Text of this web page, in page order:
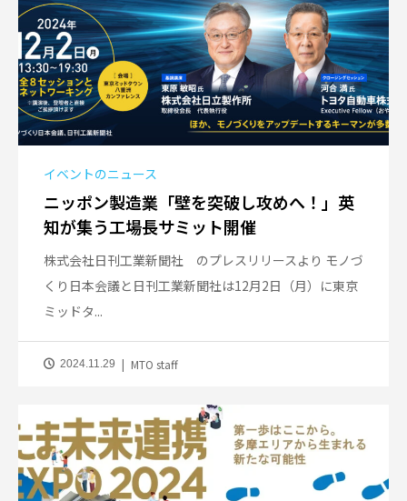
イベントのニュース
ニッポン製造業「壁を突破し攻めへ！」英
知が集う工場長サミット開催
株式会社日刊工業新聞社 のプレスリリースより モノづ
くり日本会議と日刊工業新聞社は12月2日（月）に東京
ミッドタ...
2024.11.29 MTO staff